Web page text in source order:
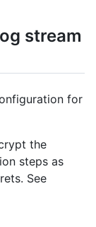
stream
for
the
steps as
See